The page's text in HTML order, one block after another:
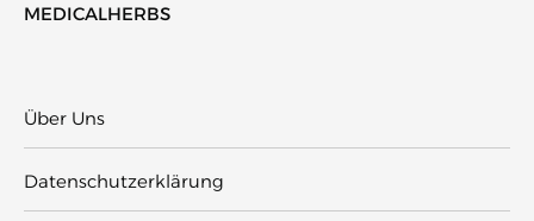
MEDICALHERBS
Über Uns
Datenschutzerklärung